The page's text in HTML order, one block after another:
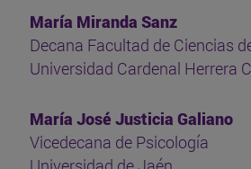
María Miranda Sanz
Decana Facultad de Ciencias
Universidad Cardenal Herrera
María José Justicia Galiano
Vicedecana de Psicología